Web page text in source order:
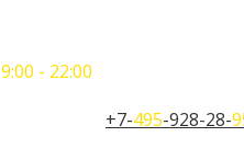
9:00 - 22:00
+7-495-928-28-